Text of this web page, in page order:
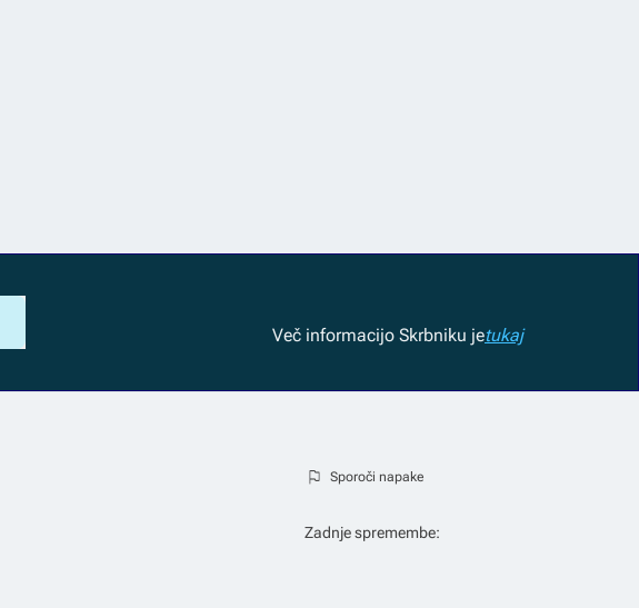
Več informacijo Skrbniku jetukaj
Sporoči napake
Zadnje spremembe: